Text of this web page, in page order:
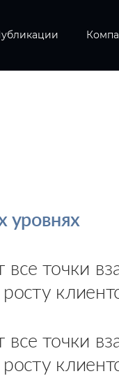
уровнях
точки
точки